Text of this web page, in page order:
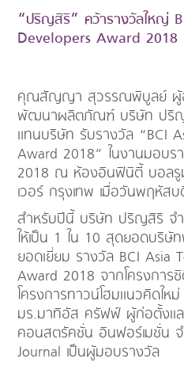
“ปริญสิริ” คว้ารางวัลใหญ่
Developers Award 2018
คุณสัญญา สุวรรณพิบูลย์ ผู้อ
พัฒนาผลิตภัณฑ์ บริษัท ปริญ
แทนบริษัท รับรางวัล “BCI
Award 2018” ในงานมอบร
2018 ณ ห้องอินฟินิตี้ บอลรู
เวอร์ กรุงเทพ เมื่อวันพฤหั
สำหรับปีนี้ บริษัท ปริญสิริ จ
ให้เป็น 1 ใน 10 สุดยอดบริ
ยอดเยี่ยม รางวัล BCI Asia
Award 2018 จากโครงการ
โครงการทาวน์โฮมแนวคิดให
มร.มาทิอัส ครัฟฟ์ ผู้ก่อตั้งแล
คอนสตรัคชั่น อินฟอร์เมชั่น
Journal เป็นผู้มอบรางวัล